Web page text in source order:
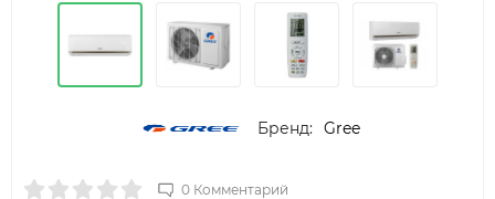
Бренд: Gree
0 Комментарий